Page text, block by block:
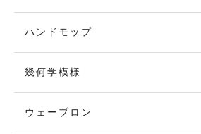
ハンドモップ
幾何学模様
ウェーブロン